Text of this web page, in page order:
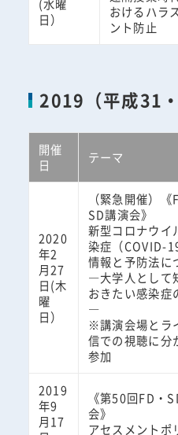
(水曜
日）
おけるハラ
ント防止
2019（平成31
開催
日
テーマ
2020
年2
月27
日(木
曜
日）
（緊急開催）《
SD講演会》
新型コロナウイ
染症（COVID-
情報と予防法に
―大学人として
おきたい感染症
―
※講演会場とラ
信での視聴に分
参加
2019
年9
月17
《第50回FD・
会》
アセスメント